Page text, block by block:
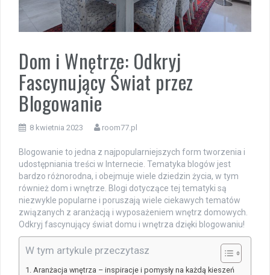
Dom i Wnętrze: Odkryj
Fascynujący Świat przez
Blogowanie
8 kwietnia 2023 room77.pl
Blogowanie to jedna z najpopularniejszych form tworzenia i
udostępniania treści w Internecie. Tematyka blogów jest
bardzo różnorodna, i obejmuje wiele dziedzin życia, w tym
również dom i wnętrze. Blogi dotyczące tej tematyki są
niezwykle popularne i poruszają wiele ciekawych tematów
związanych z aranżacją i wyposażeniem wnętrz domowych.
Odkryj fascynujący świat domu i wnętrza dzięki blogowaniu!
W tym artykule przeczytasz
Aranżacja wnętrza – inspiracje i pomysły na każdą kieszeń